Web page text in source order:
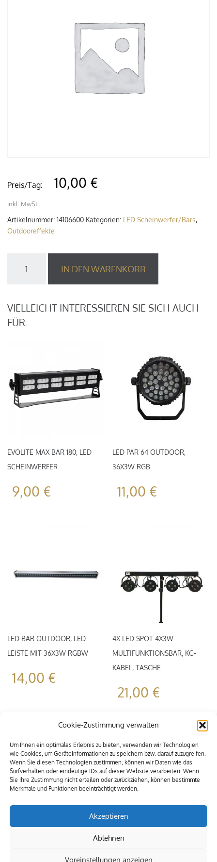
Cookie-Zustimmung verwalten
Um Ihnen ein optimales Erlebnis zu bieten, verwenden wir Technologien
wie Cookies, um Geräteinformationen zu speichern bzw. darauf zuzugreifen.
Wenn Sie diesen Technologien zustimmen, können wir Daten wie das
Surfverhalten oder eindeutige IDs auf dieser Website verarbeiten. Wenn
Sie Ihre Zustimmung nicht erteilen oder zurückziehen, können bestimmte
Merkmale und Funktionen beeinträchtigt werden.
Akzeptieren
Ablehnen
Voreinstellungen anzeigen
Preis/Tag: 10,00 €
inkl. MwSt.
Artikelnummer: 14106600 Kategorien: LED Scheinwerfer/Bars,
Outdooreffekte
LED,
IP65-
Gehäuse,
IN DEN WARENKORB
VIELLEICHT INTERESSIEREN SIE SICH AUCH
FÜR:
EVOLITE MAX BAR 180, LED
SCHEINWERFER
9,00 €
LED PAR 64 OUTDOOR,
36X3W RGB
11,00 €
LED BAR OUTDOOR, LED-
LEISTE MIT 36X3W RGBW
14,00 €
4X LED SPOT 4X3W
MULTIFUNKTIONSBAR, KG-
KABEL, TASCHE
21,00 €